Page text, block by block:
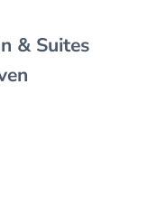
& Suites